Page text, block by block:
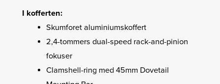
I kofferten:
Skumforet aluminiumskoffert
2,4-tommers dual-speed rack-and-pinion
fokuser
Clamshell-ring med 45mm Dovetail